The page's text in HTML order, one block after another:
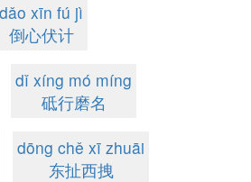
dǎo xīn fú jì
倒心伏计
dǐ xíng mó míng
砥行磨名
dōng chě xī zhuāi
东扯西拽